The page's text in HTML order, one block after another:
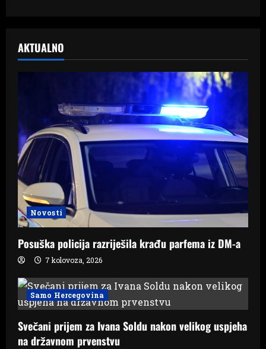
AKTUALNO
Novosti
Posuška policija razriješila krađu parfema iz DM-a
7 kolovoza, 2026
Samo Hercegovina
Svečani prijem za Ivana Soldu nakon velikog uspjeha
na državnom prvenstvu